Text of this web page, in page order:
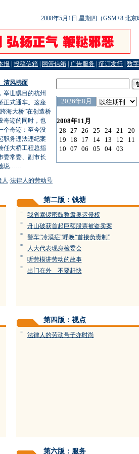
2008年5月1日,星期四（GSM+8 北京
报 投稿信箱 网管信箱 广告服务 征订发行 数
风拂面
世瞩目的杭州
正式通车。这座
海大桥”在创造桥
奇迹的同时，也
个奇迹：至今没
职务违法违纪案
任大桥工程总指
委常委、副市长
说……
·法律人的劳动号子亦时尚
第二版：钱塘
= 我省紧锣密鼓整肃奥运侵权
= 舟山破获首起巨额股票被盗卖案
= 警车“冷漠症”呼唤“首接负责制”
= 人大代表现身检委会
= 听劳模讲劳动的故事
= 出门在外 不要赶快
第四版：视点
= 法律人的劳动号子亦时尚
第六版：服务